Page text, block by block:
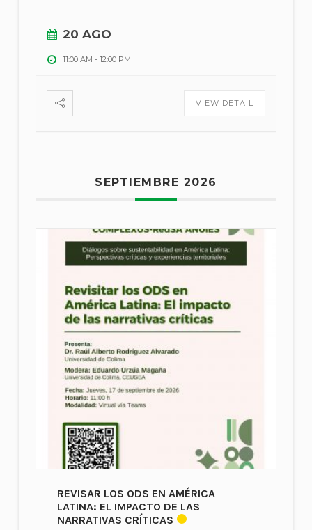
20 AGO
11:00 AM - 12:00 PM
VIEW DETAIL
SEPTIEMBRE 2026
REVISAR LOS ODS EN AMÉRICA
LATINA: EL IMPACTO DE LAS
NARRATIVAS CRÍTICAS